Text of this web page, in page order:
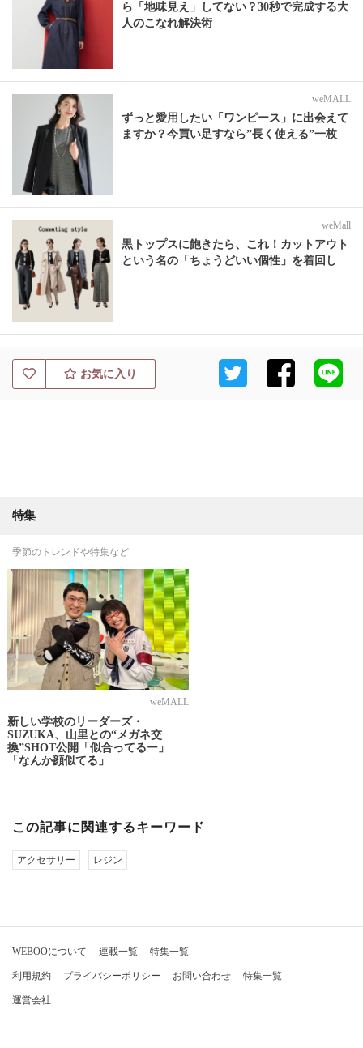
ら「地味見え」してない？30秒で完成する大
人のこなれ解決術
weMALL
ずっと愛用したい「ワンピース」に出会えて
ますか？今買い足すなら”長く使える”一枚
weMall
黒トップスに飽きたら、これ！カットアウト
という名の「ちょうどいい個性」を着回し
お気に入り
特集
季節のトレンドや特集など
weMALL
新しい学校のリーダーズ・
SUZUKA、山里との“メガネ交
換”SHOT公開「似合ってるー」
「なんか顔似てる」
この記事に関連するキーワード
アクセサリー レジン
WEBOOについて 連載一覧 特集一覧
利用規約 プライバシーポリシー お問い合わせ 特集一覧
運営会社